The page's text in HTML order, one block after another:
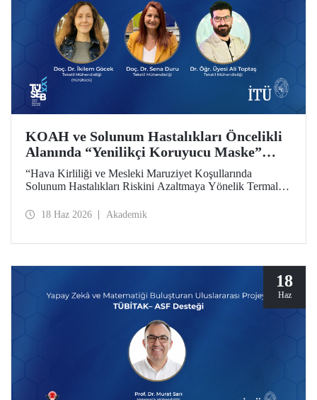
KOAH ve Solunum Hastalıkları Öncelikli
Alanında “Yenilikçi Koruyucu Maske”
Projesine TÜSEB Desteği
“Hava Kirliliği ve Mesleki Maruziyet Koşullarında
Solunum Hastalıkları Riskini Azaltmaya Yönelik Termal
Sisteminin Geliştirilmesi” başlıklı proje, Türkiye Sağlık
18 Haz 2026 Akademik
18
Haz